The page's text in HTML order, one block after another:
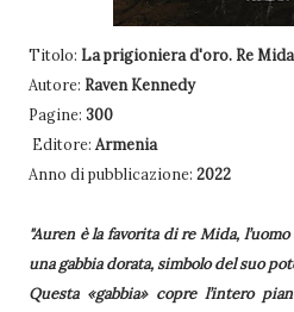
Titolo: La prigioniera d'oro. Re
Autore: Raven Kennedy
Pagine: 300
Editore: Armenia
Anno di pubblicazione: 2022
"Auren è la favorita di re Mida,
una gabbia dorata, simbolo del suo
Questa «gabbia» copre l’intero